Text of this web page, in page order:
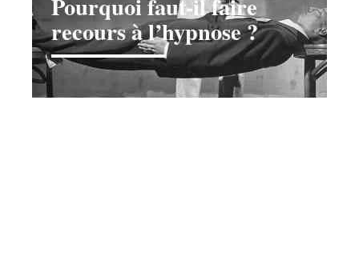
recours à l’hypnose ?